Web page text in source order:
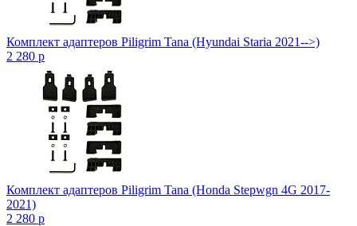
Комплект адаптеров Piligrim Tana (Hyundai Staria 2021-->)
2 280 p
Комплект адаптеров Piligrim Tana (Honda Stepwgn 4G 2017-
2021)
2 280 p